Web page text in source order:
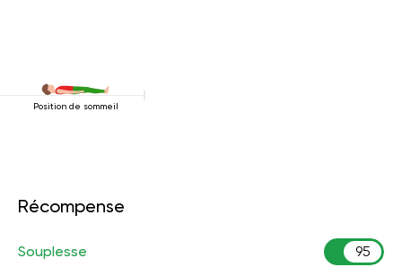
Position de sommeil
Récompense
Souplesse 95